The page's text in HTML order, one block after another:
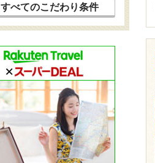
すべてのこだわり条件